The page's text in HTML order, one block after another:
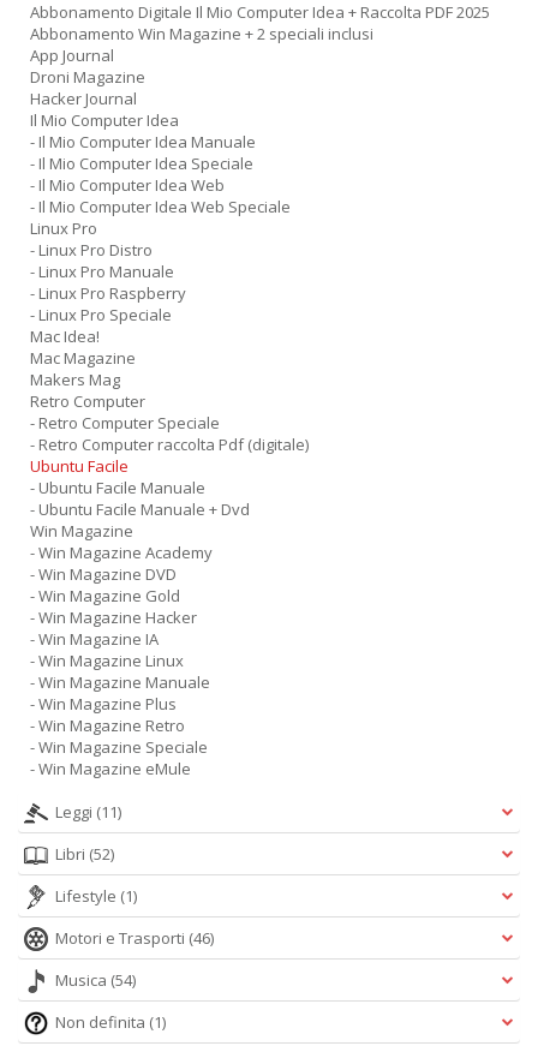
Abbonamento Digitale Il Mio Computer Idea + Raccolta PDF 2025
Abbonamento Win Magazine + 2 speciali inclusi
App Journal
Droni Magazine
Hacker Journal
Il Mio Computer Idea
- Il Mio Computer Idea Manuale
- Il Mio Computer Idea Speciale
- Il Mio Computer Idea Web
- Il Mio Computer Idea Web Speciale
Linux Pro
- Linux Pro Distro
- Linux Pro Manuale
- Linux Pro Raspberry
- Linux Pro Speciale
Mac Idea!
Mac Magazine
Makers Mag
Retro Computer
- Retro Computer Speciale
- Retro Computer raccolta Pdf (digitale)
Ubuntu Facile
- Ubuntu Facile Manuale
- Ubuntu Facile Manuale + Dvd
Win Magazine
- Win Magazine Academy
- Win Magazine DVD
- Win Magazine Gold
- Win Magazine Hacker
- Win Magazine IA
- Win Magazine Linux
- Win Magazine Manuale
- Win Magazine Plus
- Win Magazine Retro
- Win Magazine Speciale
- Win Magazine eMule
Leggi (11)
Libri (52)
Lifestyle (1)
Motori e Trasporti (46)
Musica (54)
Non definita (1)